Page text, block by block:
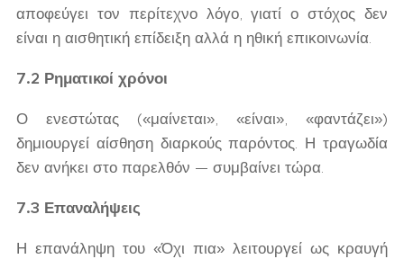
αποφεύγει τον περίτεχνο λόγο, γιατί ο στόχος δεν
είναι η αισθητική επίδειξη αλλά η ηθική επικοινωνία.
7.2 Ρηματικοί χρόνοι
Ο ενεστώτας («μαίνεται», «είναι», «φαντάζει»)
δημιουργεί αίσθηση διαρκούς παρόντος. Η τραγωδία
δεν ανήκει στο παρελθόν — συμβαίνει τώρα.
7.3 Επαναλήψεις
Η επανάληψη του «Όχι πια» λειτουργεί ως κραυγή